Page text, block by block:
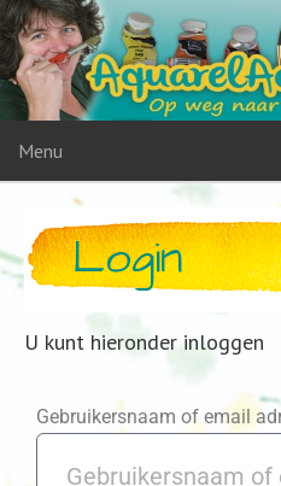
Menu
Login
U kunt hieronder inloggen
Gebruikersnaam of email